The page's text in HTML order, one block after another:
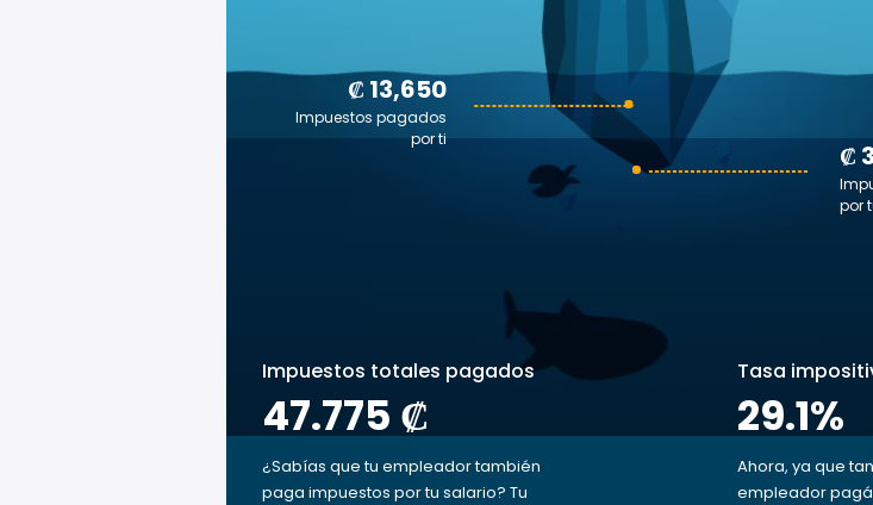
₡
por
₡ 13,650
Impuestos pagados
por ti
Impuestos totales pagados
47.775 ₡
¿Sabías que tu empleador también
paga impuestos por tu salario? Tu
Tasa
29.1%
Ahora, ya que
empleador